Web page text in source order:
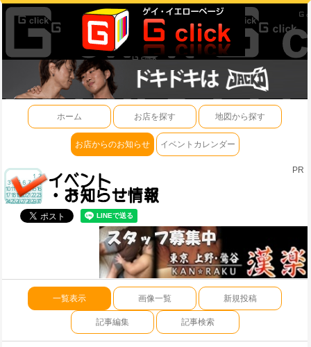
ホーム お店を探す 地図から探す
お店からのお知らせ イベントカレンダー
PR
一覧表示 画像一覧 新規投稿
記事編集 記事検索